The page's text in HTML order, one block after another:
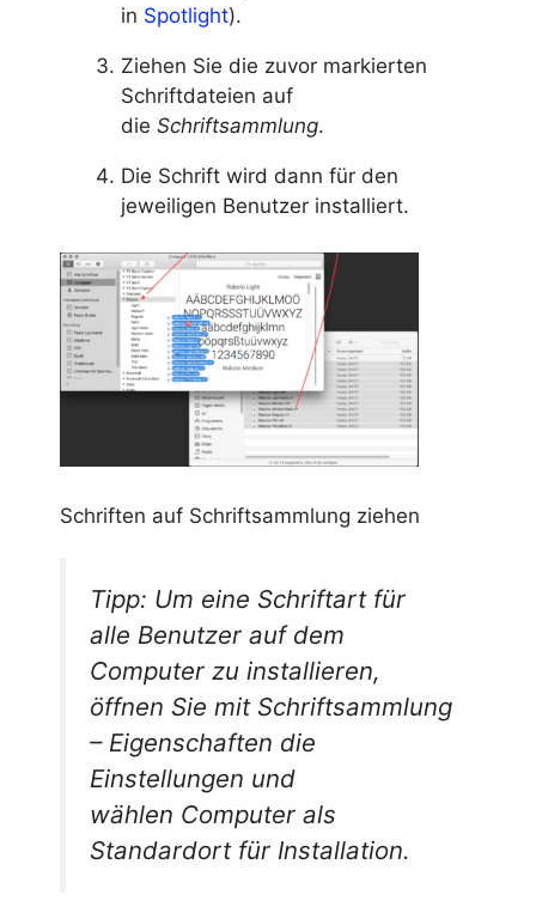
in Spotlight).
Ziehen Sie die zuvor markierten
Schriftdateien auf
die Schriftsammlung.
Die Schrift wird dann für den
jeweiligen Benutzer installiert.
Schriften auf Schriftsammlung ziehen
Tipp: Um eine Schriftart für
alle Benutzer auf dem
Computer zu installieren,
öffnen Sie mit Schriftsammlung
– Eigenschaften die
Einstellungen und
wählen Computer als
Standardort für Installation.